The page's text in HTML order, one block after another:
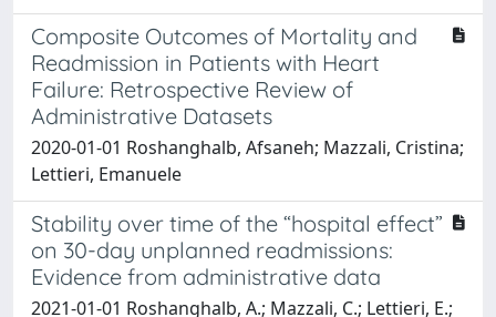
Composite Outcomes of Mortality and
Readmission in Patients with Heart
Failure: Retrospective Review of
Administrative Datasets
2020-01-01 Roshanghalb, Afsaneh; Mazzali, Cristina;
Lettieri, Emanuele
Stability over time of the “hospital effect”
on 30-day unplanned readmissions:
Evidence from administrative data
2021-01-01 Roshanghalb, A.; Mazzali, C.; Lettieri, E.;